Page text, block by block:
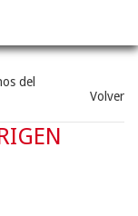
del
Volver